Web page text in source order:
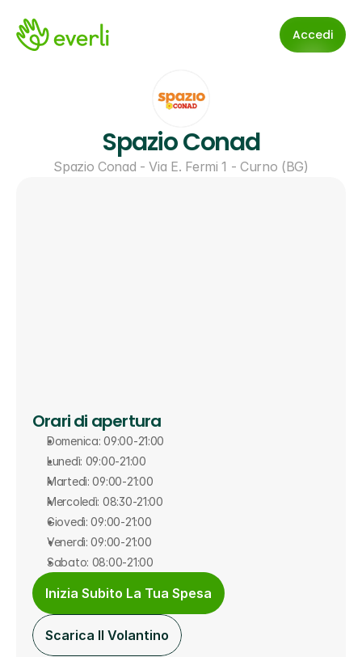
Accedi
Spazio Conad
Spazio Conad - Via E. Fermi 1 - Curno (BG)
Orari di apertura
Domenica: 09:00-21:00
Lunedì: 09:00-21:00
Martedì: 09:00-21:00
Mercoledì: 08:30-21:00
Giovedì: 09:00-21:00
Venerdì: 09:00-21:00
Sabato: 08:00-21:00
Inizia Subito La Tua Spesa
Scarica Il Volantino